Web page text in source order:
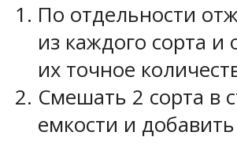
По отдельности
из каждого сорта и
их точное
Смешать 2 сорта в
емкости и